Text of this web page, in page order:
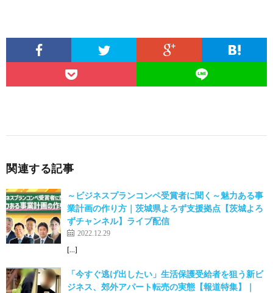
関連する記事
～ビジネスプランコンペ受賞者に聞く～魅力ある事
業計画の作り方｜茨城県よろず支援拠点【茨城よろ
ずチャンネル】ライブ配信
2022.12.29
[…]
「今すぐ逃げ出したい」生活保護受給者を狙う新ビ
ジネス、郊外アパート転売の実態【報道特集】｜